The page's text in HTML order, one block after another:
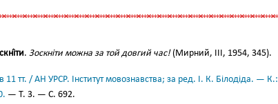
скні́ти. Зоскніти можна за той довгий час!(Мирний, III, 1954, 345).
11 тт. / АН УРСР. Інститут мовознавства; за ред. І. К. Білодіда. — К.:
— Т. 3. — С. 692.